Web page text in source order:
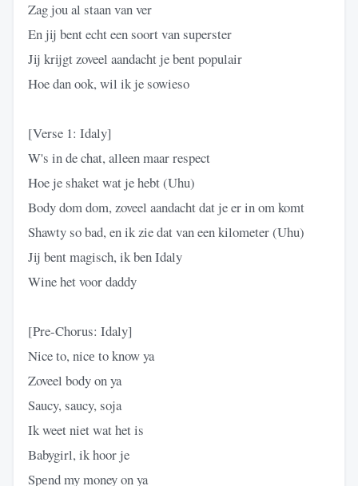
Zag jou al staan van ver
En jij bent echt een soort van superster
Jij krijgt zoveel aandacht je bent populair
Hoe dan ook, wil ik je sowieso
[Verse 1: Idaly]
W's in de chat, alleen maar respect
Hoe je shaket wat je hebt (Uhu)
Body dom dom, zoveel aandacht dat je er in om komt
Shawty so bad, en ik zie dat van een kilometer (Uhu)
Jij bent magisch, ik ben Idaly
Wine het voor daddy
[Pre-Chorus: Idaly]
Nice to, nicе to know ya
Zoveel body on ya
Saucy, saucy, soja
Ik weet niet wat het is
Babygirl, ik hoor je
Spеnd my money on ya